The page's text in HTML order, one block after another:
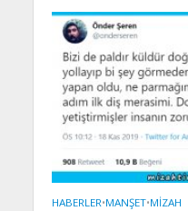
HABERLER•MANŞET•MIZAH